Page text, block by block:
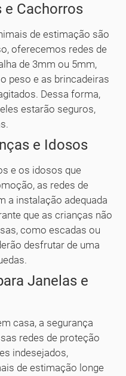
e Cachorros
de estimação são
oferecemos redes de
de 3mm ou 5mm,
peso e as brincadeiras
Dessa forma,
estarão seguros,
e Idosos
e os idosos que
as redes de
a instalação adequada
que as crianças não
como escadas ou
desfrutar de uma
Janelas e
casa, a segurança
redes de proteção
indesejados,
de estimação longe